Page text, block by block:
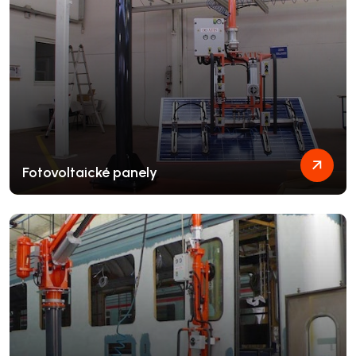
Fotovoltaické panely